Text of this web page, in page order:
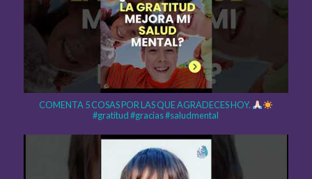
COMENTA 5 COSAS POR LAS QUE AGRADECES HOY.
#gratitud #gracias #saludmental